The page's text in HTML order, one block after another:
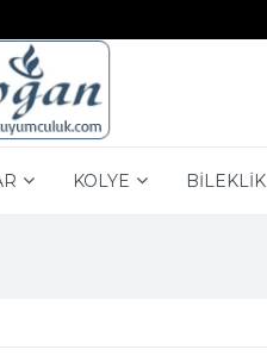
KOLYE BİLEKLİK